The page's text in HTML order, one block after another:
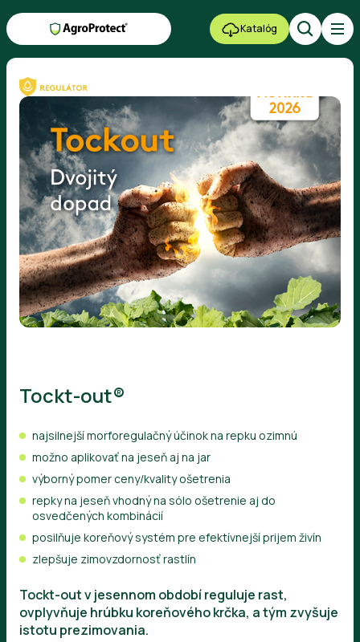
Katalóg
Tockt-out®
najsilnejší morforegulačný účinok na repku ozimnú
možno aplikovať na jeseň aj na jar
výborný pomer ceny/kvality ošetrenia
repky na jeseň vhodný na sólo ošetrenie aj do
osvedčených kombinácií
posilňuje koreňový systém pre efektívnejší prijem živín
zlepšuje zimovzdornosť rastlín
Tockt-out v jesennom období reguluje rast,
ovplyvňuje hrúbku koreňového krčka, a tým zvyšuje
istotu prezimovania.